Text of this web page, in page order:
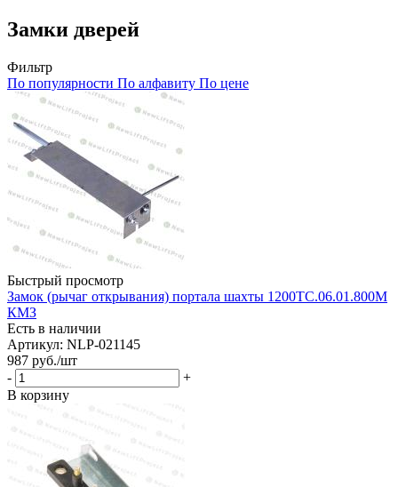
Замки дверей
Фильтр
По популярности По алфавиту По цене
Быстрый просмотр
Замок (рычаг открывания) портала шахты 1200ТС.06.01.800М
КМЗ
Есть в наличии
Артикул: NLP-021145
987 руб./шт
-
+
В корзину